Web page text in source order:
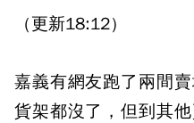
（更新18:12）
嘉義有網友跑了兩間
貨架都沒了，但到其